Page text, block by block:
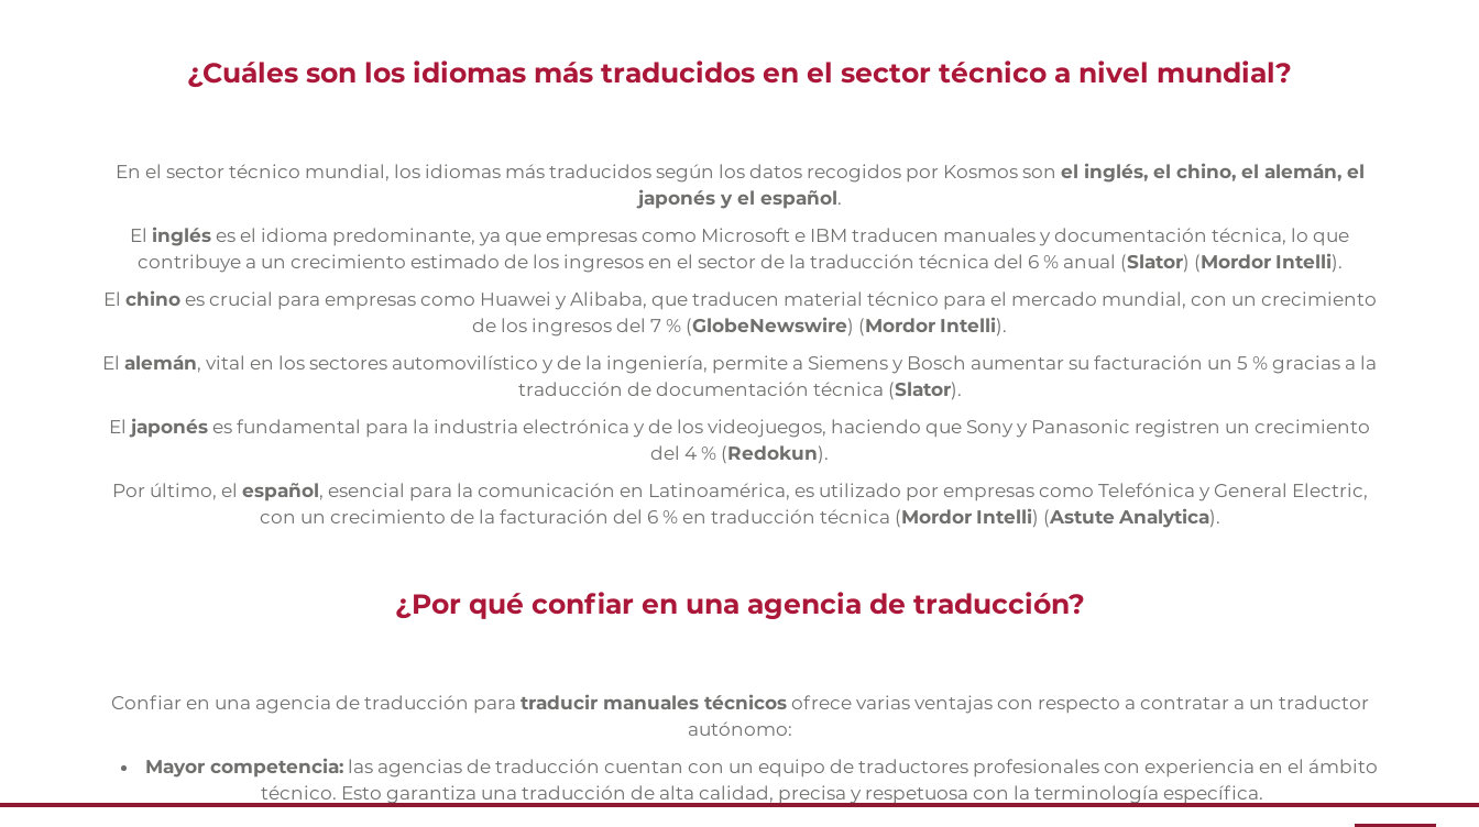
¿Cuáles son los idiomas más traducidos en el sector técnico a nivel mundial?
En el sector técnico mundial, los idiomas más traducidos según los datos recogidos por Kosmos son el inglés, el chino, el alemán, el
japonés y el español.
El inglés es el idioma predominante, ya que empresas como Microsoft e IBM traducen manuales y documentación técnica, lo que
contribuye a un crecimiento estimado de los ingresos en el sector de la traducción técnica del 6 % anual (Slator) (Mordor Intelli).
El chinoes crucial para empresas como Huawei y Alibaba, que traducen material técnico para el mercado mundial, con un crecimiento
de los ingresos del 7 % (GlobeNewswire) (Mordor Intelli).
El alemán, vital en los sectores automovilístico y de la ingeniería, permite a Siemens y Bosch aumentar su facturación un 5 % gracias a la
traducción de documentación técnica (Slator).
El japonés es fundamental para la industria electrónica y de los videojuegos, haciendo que Sony y Panasonic registren un crecimiento
del 4 % (Redokun).
Por último, el español, esencial para la comunicación en Latinoamérica, es utilizado por empresas como Telefónica y General Electric,
con un crecimiento de la facturación del 6 % en traducción técnica (Mordor Intelli) (Astute Analytica).
¿Por qué confiar en una agencia de traducción?
Confiar en una agencia de traducción para traducir manuales técnicosofrece varias ventajas con respecto a contratar a un traductor
autónomo:
Mayor competencia: las agencias de traducción cuentan con un equipo de traductores profesionales con experiencia en el ámbito
técnico. Esto garantiza una traducción de alta calidad, precisa y respetuosa con la terminología específica.